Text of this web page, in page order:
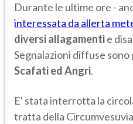
Durante le ultime ore -
interessata da allerta
diversi allagamentie
Segnalazioni diffuse sono
Scafati ed Angri.
E' stata interrotta la
tratta della